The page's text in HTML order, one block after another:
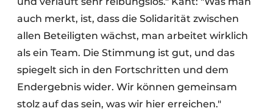
auch merkt, ist, dass die Solidarität zwischen
allen Beteiligten wächst, man arbeitet wirklich
als ein Team. Die Stimmung ist gut, und das
spiegelt sich in den Fortschritten und dem
Endergebnis wider. Wir können gemeinsam
stolz auf das sein, was wir hier erreichen."